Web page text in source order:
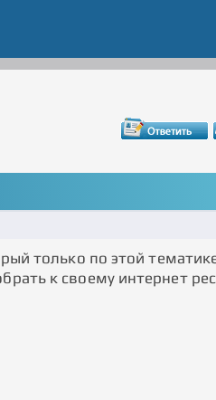
только по этой
к своему интернет